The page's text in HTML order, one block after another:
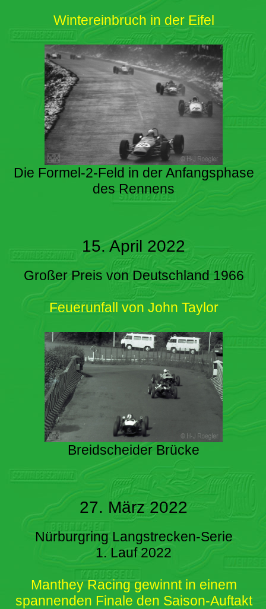
Wintereinbruch in der Eifel
Die Formel-2-Feld in der Anfangsphase
des Rennens
15. April 2022
Großer Preis von Deutschland 1966
Feuerunfall von John Taylor
Breidscheider Brücke
27. März 2022
Nürburgring Langstrecken-Serie
1. Lauf 2022
Manthey Racing gewinnt in einem
spannenden Finale den Saison-Auftakt